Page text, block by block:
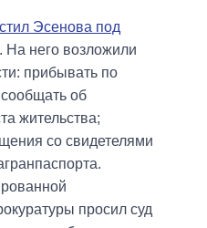
Эсенова под
. На него возложили
прибывать по
об
жительства;
со свидетелями
просил суд